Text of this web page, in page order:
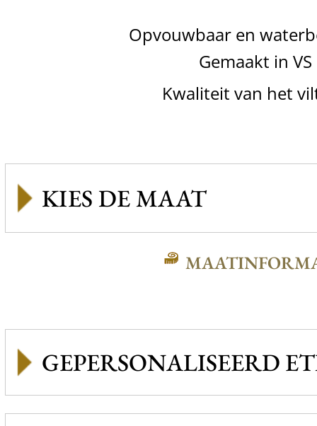
Opvouwbaar en
Gemaakt in VS
Kwaliteit van het
GEPERSONALISEERD